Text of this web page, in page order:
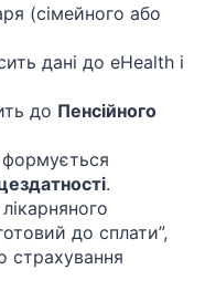
(сімейного або
дані до eHealth і
до Пенсійного
формується
.
до сплати”,
страхування